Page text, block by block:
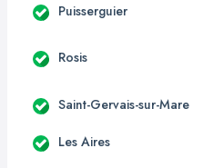
Puisserguier
Rosis
Saint-Gervais-sur-Mare
Les Aires